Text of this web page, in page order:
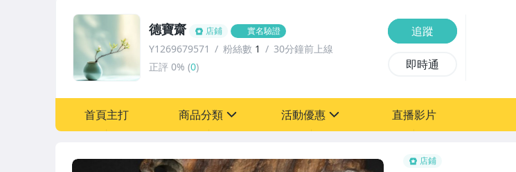
店鋪
德寶齋 店鋪 實名驗證
Y1269679571 粉絲數 1
30分鐘前上線
正評 0% (0)
追蹤
即時通
首頁主打 商品分類 活動優惠 直播影片